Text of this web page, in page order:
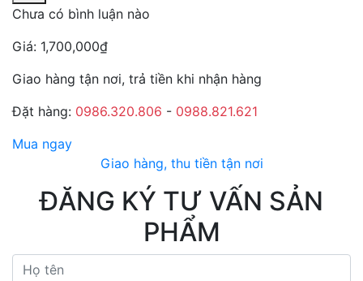
Chưa có bình luận nào
Giá: 1,700,000₫
Giao hàng tận nơi, trả tiền khi nhận hàng
Đặt hàng: 0986.320.806 - 0988.821.621
Mua ngay
Giao hàng, thu tiền tận nơi
ĐĂNG KÝ TƯ VẤN SẢN
PHẨM